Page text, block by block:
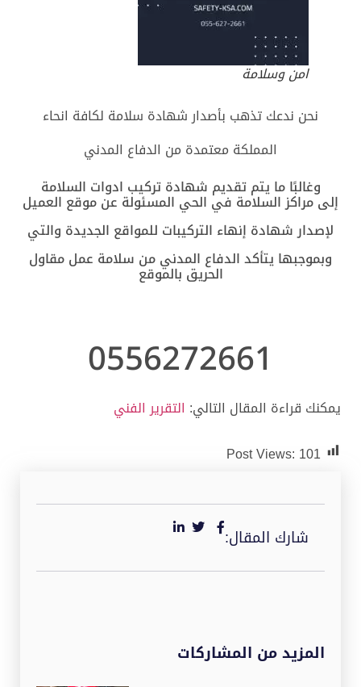
امن وسلامة
نحن ندعك تذهب بأصدار شهادة سلامة لكافة انحاء
المملكة معتمدة من الدفاع المدني
وغالبًا ما يتم تقديم شهادة تركيب ادوات السلامة
إلى مراكز السلامة في الحي المسئولة عن موقع العميل
لإصدار شهادة إنهاء التركيبات للمواقع الجديدة والتي
وبموجبها يتأكد الدفاع المدني من سلامة عمل مقاول
الحريق بالموقع
0556272661
يمكنك قراءة المقال التالي:التقرير الفني
Post Views:101
شارك المقال:
المزيد من المشاركات